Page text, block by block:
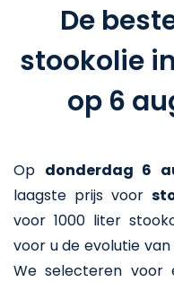
De
stookolie
op 6
Op donderdag 6
laagste prijs voor
voor 1000 liter
voor u de evolutie
We selecteren voor